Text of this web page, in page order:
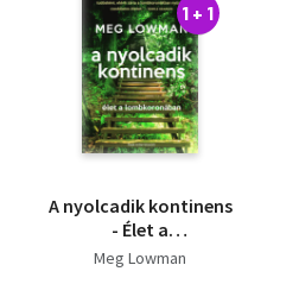
1 + 1
A nyolcadik kontinens
- Élet a
lombkoronában
Meg Lowman